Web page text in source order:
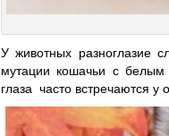
У животных разноглазие
мутации кошачьи с
глаза часто встречаются у